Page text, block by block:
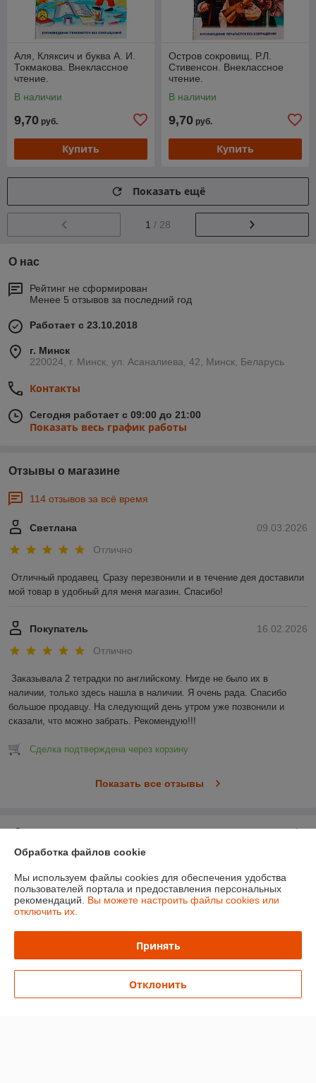
Аля, Кляксич и буква А. И.
Токмакова. Внеклассное
чтение.
В наличии
9,70 руб.
Купить
Остров сокровищ. Р.Л.
Стивенсон. Внеклассное
чтение.
В наличии
9,70 руб.
Купить
Показать ещё
1 / 28
О нас
Рейтинг не сформирован
Менее 5 отзывов за последний год
Работает с 23.10.2018
г. Минск
220024, г. Минск, ул. Асаналиева, 42, Минск, Беларусь
Контакты
Сегодня работает с 09:00 до 21:00
Показать весь график работы
Отзывы о магазине
114 отзывов за всё время
09.03.2026
Светлана
Отлично
Отличный продавец. Сразу перезвонили и в течение дея доставили
мой товар в удобный для меня магазин. Спасибо!
16.02.2026
Покупатель
Отлично
Заказывала 2 тетрадки по английскому. Нигде не было их в
наличии, только здесь нашла в наличии. Я очень рада. Спасибо
большое продавцу. На следующий день утром уже позвонили и
сказали, что можно забрать. Рекомендую!!!
Сделка подтверждена через корзину
Показать все отзывы
О нас
Доставка и оплата
График работы
Политика обработки cookies
Обработка файлов cookie
Мы используем файлы cookies для обеспечения удобства
пользователей портала и предоставления персональных
рекомендаций. Вы можете настроить файлы cookies или
отключить их.
Принять
Отклонить